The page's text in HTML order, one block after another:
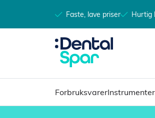
Faste, lave priser Hurtig
ForbruksvarerInstrumenter